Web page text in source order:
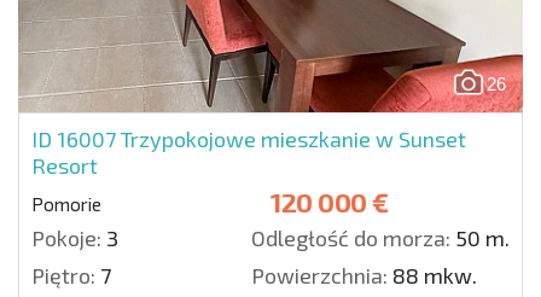
26
ID 16007Trzypokojowe mieszkanie w Sunset
Resort
Pomorie 120 000 €
Pokoje: 3 Odległość do morza: 50 m.
Piętro: 7 Powierzchnia: 88 mkw.